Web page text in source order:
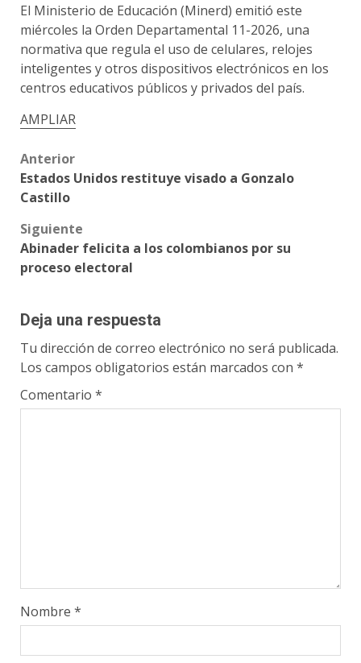
El Ministerio de Educación (Minerd) emitió este
miércoles la Orden Departamental 11-2026, una
normativa que regula el uso de celulares, relojes
inteligentes y otros dispositivos electrónicos en los
centros educativos públicos y privados del país.
AMPLIAR
Post
navigation
Anterior
Estados Unidos restituye visado a Gonzalo
Castillo
Siguiente
Abinader felicita a los colombianos por su
proceso electoral
Deja una respuesta
Tu dirección de correo electrónico no será publicada.
Los campos obligatorios están marcados con *
Comentario *
Nombre *